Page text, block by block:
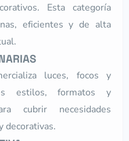
Esta categoría
eficientes y de alta
luces, focos y
estilos, formatos y
cubrir necesidades
decorativas.